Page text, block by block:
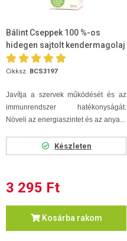
Bálint Cseppek 100 %-os
hidegen sajtolt kendermagolaj
50 ml
Cikksz. BCS3197
Javítja a szervek működését és az
immunrendszer hatékonyságát.
Növeli az energiaszintet és az anya...
Készleten
3 295 Ft
Kosárba rakom